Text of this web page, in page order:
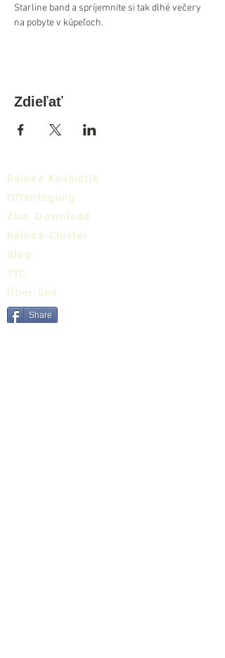
Starline band a spríjemnite si tak dlhé večery
na pobyte v kúpeľoch.
Zdieľať
Balnea Kosmetik
Offenlegung
Zum Download
Balnea-Cluster
Blog
TIC
Über uns
Share